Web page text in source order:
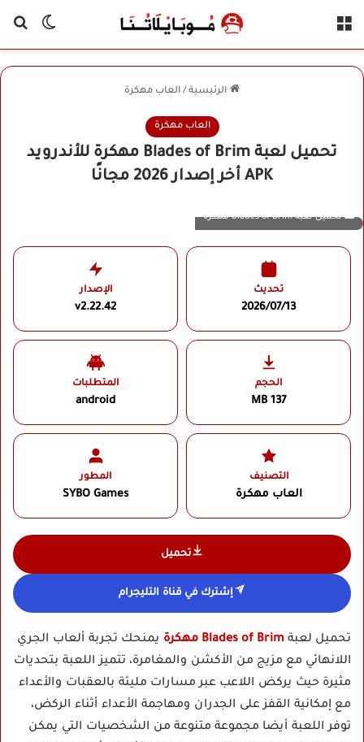
الوضع
الرئيسية / العاب مهكرة
العاب مهكرة
تحميل لعبة Blades of Brim مهكرة للأندرويد
APK أخر إصدار 2026 مجانًا
تحميل لعبة Blades of Brim مهكرة
تحديث
2026/07/13
الإصدار
v2.22.42
الحجم
137 MB
المتطلبات
android
التصنيف
العاب مهكرة
المطور
SYBO Games‏
تحميل
إشترك في قناة التليجرام
تحميل لعبة Blades of Brim مهكرة
يمنحك تجربة ألعاب الجري
اللانهائي مع مزيج من الأكشن والمغامرة، تتميز اللعبة بتحديات
مثيرة حيث يركض اللاعب عبر مسارات مليئة بالعقبات والأعداء
مع إمكانية القفز على الجدران ومهاجمة الأعداء أثناء الركض،
توفر اللعبة أيضا مجموعة متنوعة من الشخصيات التي يمكن